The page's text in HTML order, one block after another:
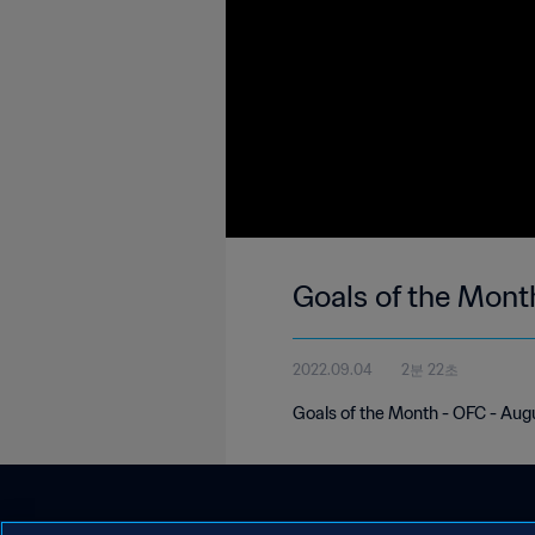
Goals of the
2022.09.04 2분 22초
Goals of the Month - OFC -